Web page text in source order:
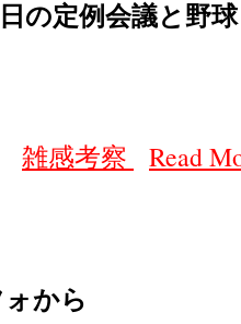
の定例会議と野球
雑感考察 Read
から